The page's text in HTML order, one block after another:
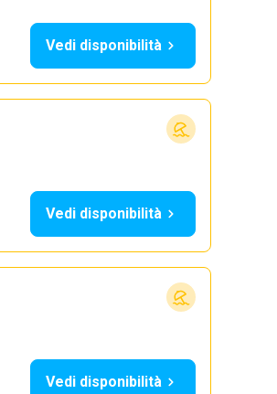
Vedi disponibilità
Vedi disponibilità
Vedi disponibilità